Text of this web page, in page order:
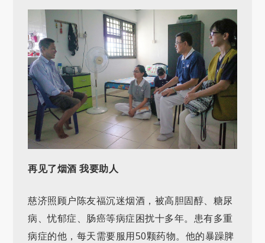
再见了烟酒 我要助人
慈济照顾户陈友福沉迷烟酒，被高胆固醇、糖尿
病、忧郁症、肠癌等病症困扰十多年。患有多重
病症的他，每天需要服用50颗药物。他的暴躁脾